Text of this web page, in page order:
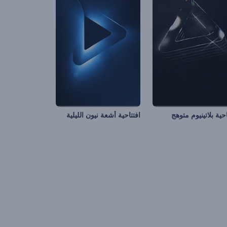
بلاتينيوم متوهج افتتاحية أشعة نيون الليلية